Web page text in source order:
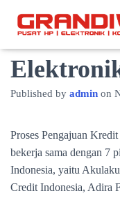
Proses
Published by admin on
Proses Pengajuan
bekerja sama dengan 7
Indonesia, yaitu
Credit Indonesia, Adira